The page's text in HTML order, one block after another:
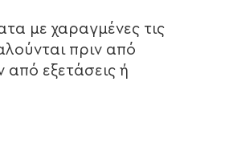
με χαραγμένες τις
πριν από
από εξετάσεις ή